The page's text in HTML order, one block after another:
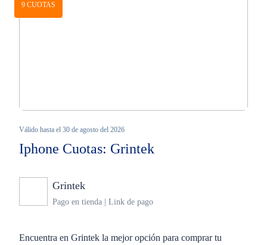
9 CUOTAS
Válido hasta el 30 de agosto del 2026
Iphone Cuotas: Grintek
Grintek
Pago en tienda | Link de pago
Encuentra en Grintek la mejor opción para comprar tu